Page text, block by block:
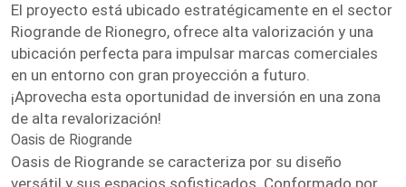
El proyecto está ubicado estratégicamente en el sector
Riogrande de Rionegro, ofrece alta valorización y una
ubicación perfecta para impulsar marcas comerciales
en un entorno con gran proyección a futuro.
¡Aprovecha esta oportunidad de inversión en una zona
de alta revalorización!
Oasis de Riogrande
Oasis de Riogrande se caracteriza por su diseño
versátil y sus espacios sofisticados. Conformado por